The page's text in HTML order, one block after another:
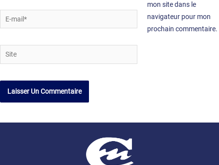
mail*
Site
mon site dans le
navigateur pour mon
prochain commentaire.